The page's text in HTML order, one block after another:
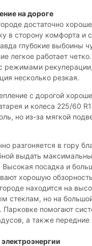
на дороге
достаточно
в сторону комфорта и
глубокие выбоины
легкое работает
режимами
несколько резкая.
с дорогой
и колеса 225/60
но из-за мягкой
разгоняется в гору
выдать
посадка и
хорошую
находится на
стеклам, но на
помогают
а также передние